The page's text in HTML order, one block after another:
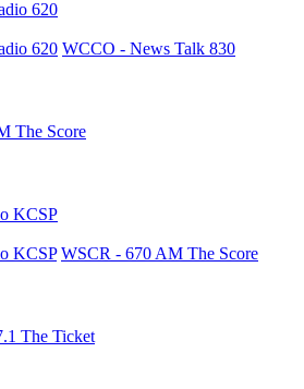
620
620 WCCO - News Talk 830
The Score
KCSP
KCSP WSCR - 670 AM The Score
The Ticket